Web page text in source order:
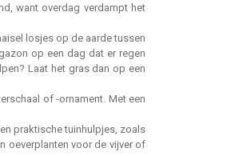
want overdag verdampt het
losjes op de aarde tussen
op een dag dat er regen
Laat het gras dan op een
of -ornament. Met een
praktische tuinhulpjes, zoals
oeverplanten voor de vijver of